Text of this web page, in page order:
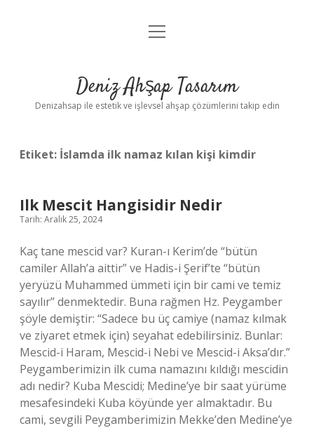
Anasayfa
Yasal Uyarı
menüyü
Deniz Ahşap Tasarım
Denizahsap ile estetik ve işlevsel ahşap çözümlerini takip edin
Etiket: İslamda ilk namaz kılan kişi kimdir
Ilk Mescit Hangisidir Nedir
Tarih: Aralık 25, 2024
Kaç tane mescid var? Kuran-ı Kerim’de “bütün
camiler Allah’a aittir” ve Hadis-i Şerif’te “bütün
yeryüzü Muhammed ümmeti için bir cami ve temiz
sayılır” denmektedir. Buna rağmen Hz. Peygamber
şöyle demiştir: “Sadece bu üç camiye (namaz kılmak
ve ziyaret etmek için) seyahat edebilirsiniz. Bunlar:
Mescid-i Haram, Mescid-i Nebi ve Mescid-i Aksa’dır.”
Peygamberimizin ilk cuma namazını kıldığı mescidin
adı nedir? Kuba Mescidi; Medine’ye bir saat yürüme
mesafesindeki Kuba köyünde yer almaktadır. Bu
cami, sevgili Peygamberimizin Mekke’den Medine’ye